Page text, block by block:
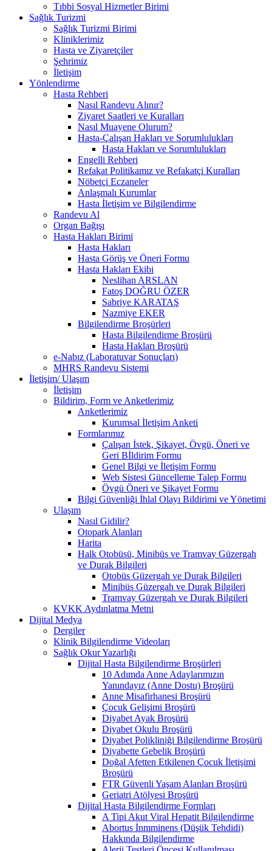
Tıbbi Sosyal Hizmetler Birimi
Sağlık Turizmi
Sağlık Turizmi Birimi
Kliniklerimiz
Hasta ve Ziyaretçiler
Şehrimiz
İletişim
Yönlendirme
Hasta Rehberi
Nasıl Randevu Alınır?
Ziyaret Saatleri ve Kuralları
Nasıl Muayene Olurum?
Hasta-Çalışan Hakları ve Sorumlulukları
Hasta Hakları ve Sorumlulukları
Engelli Rehberi
Refakat Politikamız ve Refakatçi Kuralları
Nöbetçi Eczaneler
Anlaşmalı Kurumlar
Hasta İletişim ve Bilgilendirme
Randevu Al
Organ Bağışı
Hasta Hakları Birimi
Hasta Hakları
Hasta Görüş ve Öneri Formu
Hasta Hakları Ekibi
Neslihan ARSLAN
Fatoş DOĞRU ÖZER
Sabriye KARATAŞ
Nazmiye EKER
Bilgilendirme Broşürleri
Hasta Bilgilendirme Broşürü
Hasta Hakları Broşürü
e-Nabız (Laboratuvar Sonuçları)
MHRS Randevu Sistemi
İletişim/ Ulaşım
İletişim
Bildirim, Form ve Anketlerimiz
Anketlerimiz
Kurumsal İletişim Anketi
Formlarımız
Çalışan İstek, Şikayet, Övgü, Öneri ve
Geri Bİldirim Formu
Genel Bilgi ve İletişim Formu
Web Sistesi Güncelleme Talep Formu
Övgü Öneri ve Şikayet Formu
Bilgi Güvenliği İhlal Olayı Bildirimi ve Yönetimi
Ulaşım
Nasıl Gidilir?
Otopark Alanları
Harita
Halk Otobüsü, Minibüs ve Tramvay Güzergah
ve Durak Bilgileri
Otobüs Güzergah ve Durak Bilgileri
Minibüs Güzergah ve Durak Bilgileri
Tramvay Güzergah ve Durak Bilgileri
KVKK Aydınlatma Metni
Dijital Medya
Dergiler
Klinik Bilgilendirme Videoları
Sağlık Okur Yazarlığı
Dijital Hasta Bilgilendirme Broşürleri
10 Adımda Anne Adaylarımızın
Yanındayız (Anne Dostu) Broşürü
Anne Misafirhanesi Broşürü
Çocuk Gelişimi Broşürü
Diyabet Ayak Broşürü
Diyabet Okulu Broşürü
Diyabet Polikliniği Bilgilendirme Broşürü
Diyabette Gebelik Broşürü
Doğal Afetten Etkilenen Çocuk İletişimi
Broşürü
FTR Güvenli Yaşam Alanları Broşürü
Geriatri Atölyesi Broşürü
Dijital Hasta Bilgilendirme Formları
A Tipi Akut Viral Hepatit Bilgilendirme
Abortus İnmminens (Düşük Tehdidi)
Hakkında Bilgilendirme